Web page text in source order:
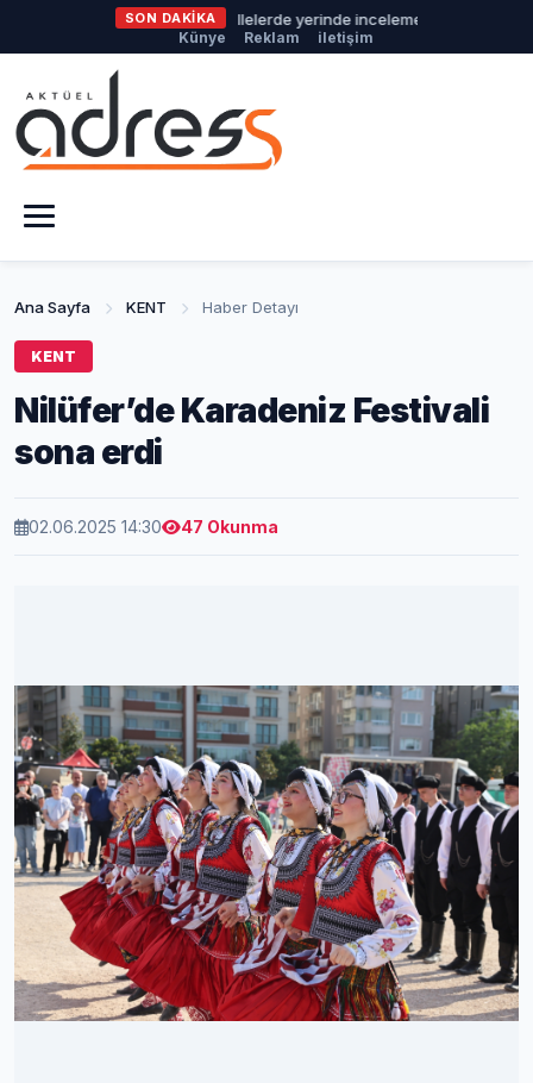
SON DAKİKA
Belediyesi’nden mahallelerde yerinde inceleme
Künye Reklam iletişim
Ana Sayfa KENT Haber Detayı
KENT
Nilüfer’de Karadeniz Festivali
sona erdi
02.06.2025 14:30 47 Okunma